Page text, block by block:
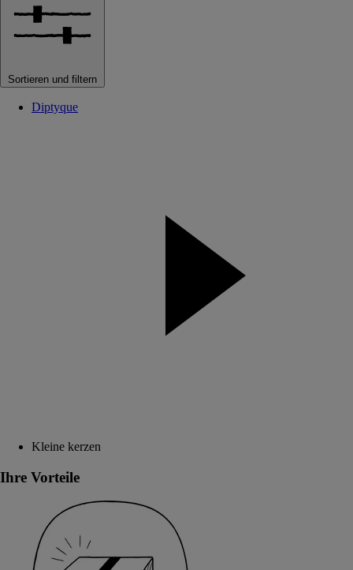
Sortieren und filtern
Diptyque
Kleine kerzen
Ihre Vorteile